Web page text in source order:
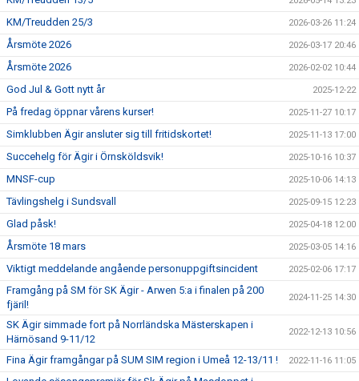
KM/Treudden 25/3 2026-03-26 11:24
Årsmöte 2026 2026-03-17 20:46
Årsmöte 2026 2026-02-02 10:44
God Jul & Gott nytt år 2025-12-22
På fredag öppnar vårens kurser! 2025-11-27 10:17
Simklubben Ägir ansluter sig till fritidskortet! 2025-11-13 17:00
Succehelg för Ägir i Örnsköldsvik! 2025-10-16 10:37
MNSF-cup 2025-10-06 14:13
Tävlingshelg i Sundsvall 2025-09-15 12:23
Glad påsk! 2025-04-18 12:00
Årsmöte 18 mars 2025-03-05 14:16
Viktigt meddelande angående personuppgiftsincident 2025-02-06 17:17
Framgång på SM för SK Ägir - Arwen 5:a i finalen på 200
fjäril!
2024-11-25 14:30
SK Ägir simmade fort på Norrländska Mästerskapen i
Härnösand 9-11/12
2022-12-13 10:56
Fina Ägir framgångar på SUM SIM region i Umeå 12-13/11 ! 2022-11-16 11:05